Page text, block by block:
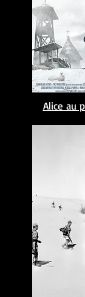
Alice au